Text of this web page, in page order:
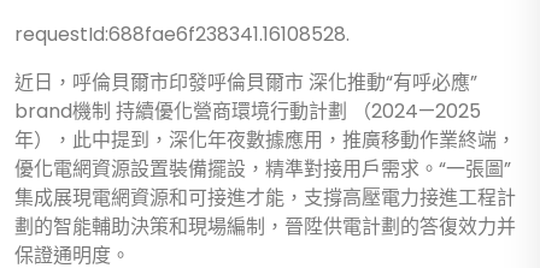
requestId:688fae6f238341.16108528.
近日，呼倫貝爾市印發呼倫貝爾市 深化推動“有呼必應”
brand機制 持續優化營商環境行動計劃 （2024—2025
年），此中提到，深化年夜數據應用，推廣移動作業終端，
優化電網資源設置裝備擺設，精準對接用戶需求。“一張圖”
集成展現電網資源和可接進才能，支撐高壓電力接進工程計
劃的智能輔助決策和現場編制，晉陞供電計劃的答復效力并
保證通明度。